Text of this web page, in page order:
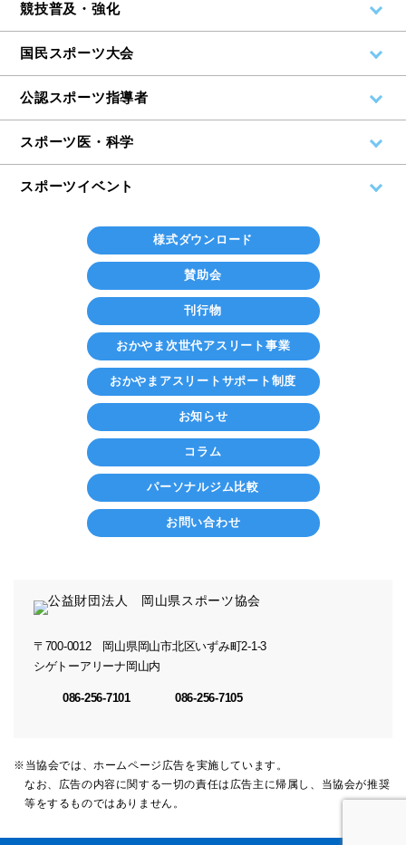
競技普及・強化
国民スポーツ大会
公認スポーツ指導者
スポーツ医・科学
スポーツイベント
様式ダウンロード
賛助会
刊行物
おかやま次世代アスリート事業
おかやまアスリートサポート制度
お知らせ
コラム
パーソナルジム比較
お問い合わせ
〒700-0012
岡山県岡山市北区いずみ町2-1-3
シゲトーアリーナ岡山内
086-256-7101 086-256-7105
※当協会では、ホームページ広告を実施しています。
なお、広告の内容に関する一切の責任は広告主に帰属し、当協会が推奨
等をするものではありません。